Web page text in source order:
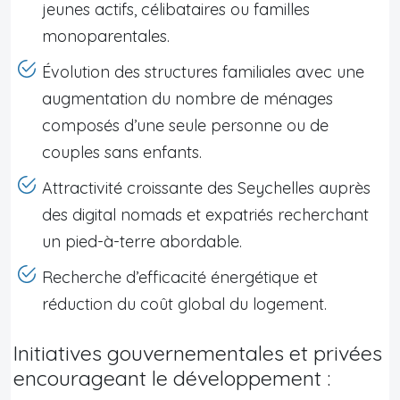
jeunes actifs, célibataires ou familles
monoparentales.
Évolution des structures familiales avec une
augmentation du nombre de ménages
composés d’une seule personne ou de
couples sans enfants.
Attractivité croissante des Seychelles auprès
des digital nomads et expatriés recherchant
un pied-à-terre abordable.
Recherche d’efficacité énergétique et
réduction du coût global du logement.
Initiatives gouvernementales et privées
encourageant le développement :